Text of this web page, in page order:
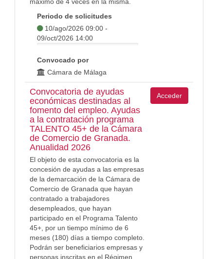
máximo de 4 veces en la misma.
Periodo de solicitudes
10/ago/2026 09:00 -
09/oct/2026 14:00
Convocado por
Cámara de Málaga
Convocatoria de ayudas
económicas destinadas al
fomento del empleo. Ayudas
a la contratación programa
TALENTO 45+ de la Cámara
de Comercio de Granada.
Anualidad 2026
El objeto de esta convocatoria es la
concesión de ayudas a las empresas
de la demarcación de la Cámara de
Comercio de Granada que hayan
contratado a trabajadores
desempleados, que hayan
participado en el Programa Talento
45+, por un tiempo mínimo de 6
meses (180) días a tiempo completo.
Podrán ser beneficiarios empresas y
personas inscritas en el Régimen
Acceder